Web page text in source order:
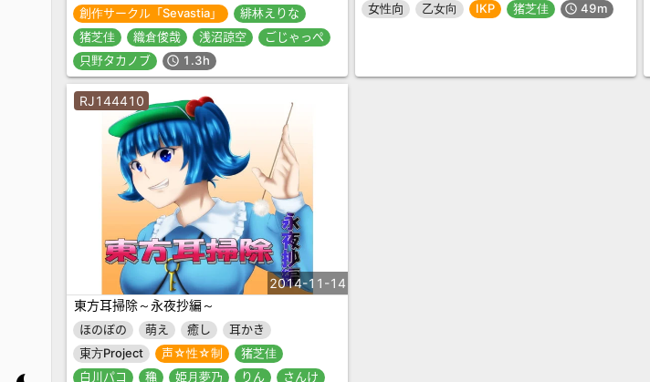
創作サークル「Sevastia」
緋林えりな
猪芝佳
織倉俊哉 浅沼諒空
ごじゃっぺ
只野タカノブ
schedule 1.3h
女性向
乙女向 IKP 猪芝佳 schedule 49m
RJ144410
2014-11-14
東方耳掃除～永夜抄編～
ほのぼの 萌え 癒し
耳かき
東方Project
声☆性☆制
猪芝佳
白川パコ
穐 姫月夢乃 りん さんけ